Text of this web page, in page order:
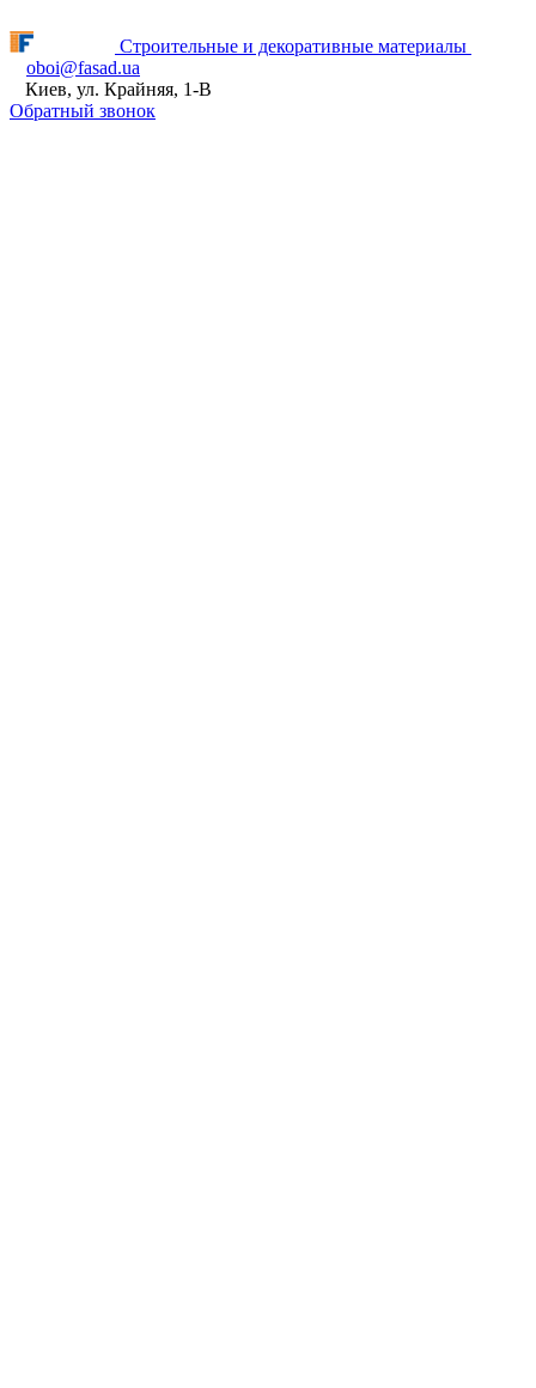
Строительные и декоративные материалы
oboi@fasad.ua
Киев, ул. Крайняя, 1-В
Обратный звонок